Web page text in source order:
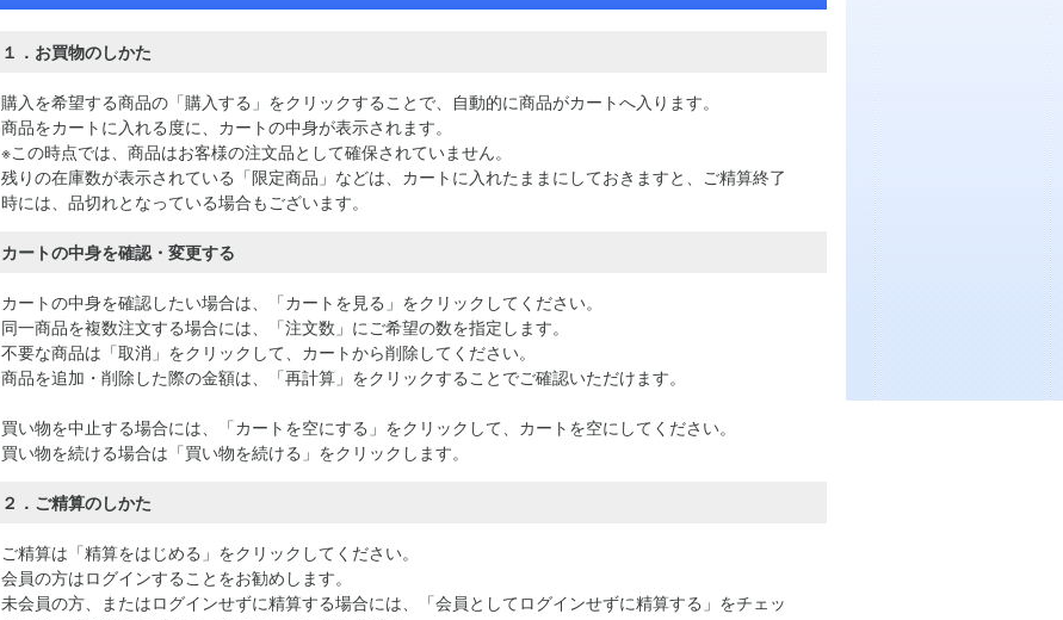
１．お買物のしかた
購入を希望する商品の「購入する」をクリックすることで、自動的に商品がカートへ入ります。
商品をカートに入れる度に、カートの中身が表示されます。
※この時点では、商品はお客様の注文品として確保されていません。
残りの在庫数が表示されている「限定商品」などは、カートに入れたままにしておきますと、ご精算終了
時には、品切れとなっている場合もございます。
カートの中身を確認・変更する
カートの中身を確認したい場合は、「カートを見る」をクリックしてください。
同一商品を複数注文する場合には、「注文数」にご希望の数を指定します。
不要な商品は「取消」をクリックして、カートから削除してください。
商品を追加・削除した際の金額は、「再計算」をクリックすることでご確認いただけます。
買い物を中止する場合には、「カートを空にする」をクリックして、カートを空にしてください。
買い物を続ける場合は「買い物を続ける」をクリックします。
２．ご精算のしかた
ご精算は「精算をはじめる」をクリックしてください。
会員の方はログインすることをお勧めします。
未会員の方、またはログインせずに精算する場合には、「会員としてログインせずに精算する」をチェッ